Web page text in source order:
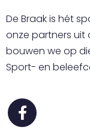
De Braak is hét
onze partners uit
bouwen we op
Sport- en